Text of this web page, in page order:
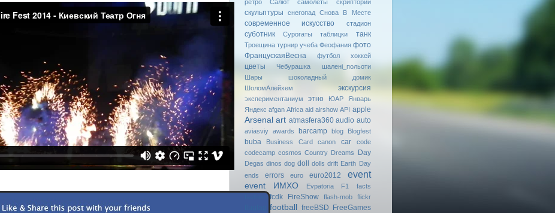
ретро
Салют самолеты скрипторий
скульптуры снегопад Снова В Месте
современное искусство стадион
суботник Сурогаты таблицки танк
Троещина турнир учеба Феофания фото
ФранцускаяВесна
футбол хоккей
цветы Чебурашка
шалені_польоти
Шары
шоколадный домик
ШоломАлейхем
экскурсия
экспериментаниум этно ЮАР
Январь
Яндекс afgan Africa aid airshow API apple
Arsenal art atmasfera360 audio auto
aviasviy awards barcamp blog Blogfest
buba Business Card canon car
code
codecamp cosmos Country Dreams Day
Degas dinos dog doll dolls drift Earth Day
ends
errors euro euro2012 event
event ИМХО Evpatoria F1
facts
fcdk FireShow flash-mob flickr
football freeBSD FreeGames